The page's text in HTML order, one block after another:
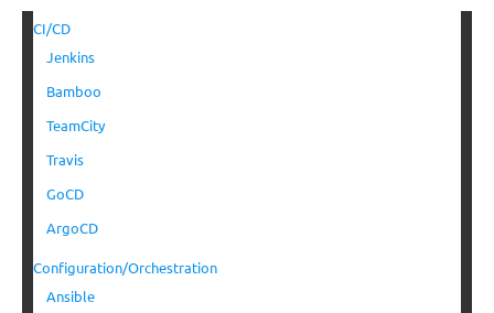
CI/CD
Jenkins
Bamboo
TeamCity
Travis
GoCD
ArgoCD
Configuration/Orchestration
Ansible